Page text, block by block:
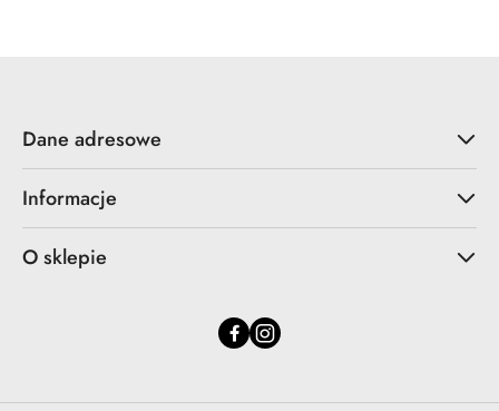
Dane adresowe
Informacje
O sklepie